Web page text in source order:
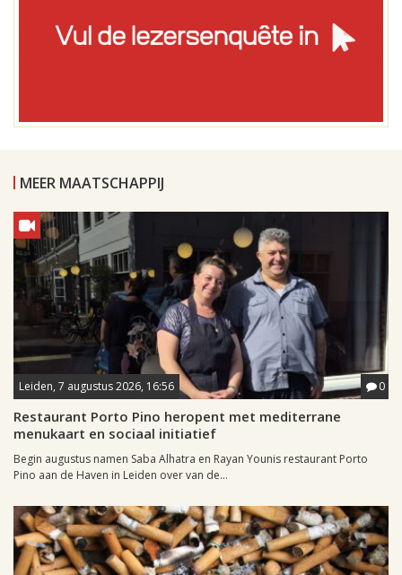
MEER MAATSCHAPPIJ
Leiden, 7 augustus 2026, 16:56 0
Restaurant Porto Pino heropent met mediterrane
menukaart en sociaal initiatief
Begin augustus namen Saba Alhatra en Rayan Younis restaurant Porto
Pino aan de Haven in Leiden over van de...